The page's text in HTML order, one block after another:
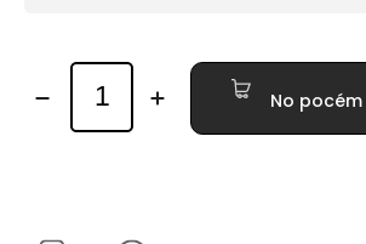
No pocém